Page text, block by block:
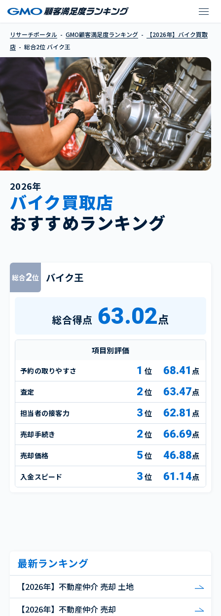
リサーチポータル GMO顧客満足度ランキング
【2026年】バイク買取
店
総合2位 バイク王
2026年
バイク買取店
おすすめランキング
総合2位 バイク王
総合得点 63.02点
項目別評価
予約の取りやすさ 1 68.41 点
査定 2 63.47点
担当者の接客力 3 62.81 点
売却手続き 2 66.69点
売却価格 5 46.88点
入金スピード 3 61.14点
最新ランキング
【2026年】不動産仲介 売却 土地
【2026年】不動産仲介 売却